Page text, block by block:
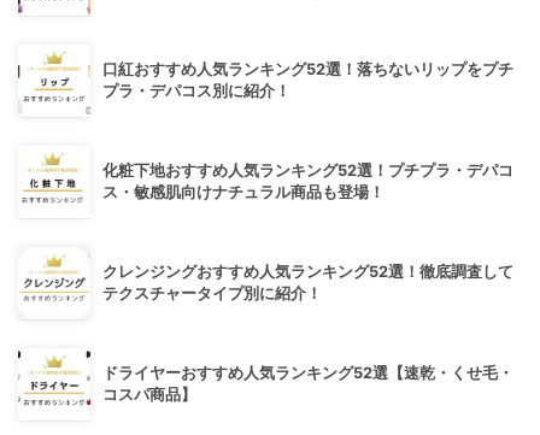
口紅おすすめ人気ランキング52選！落ちないリップをプチ
プラ・デパコス別に紹介！
化粧下地おすすめ人気ランキング52選！プチプラ・デパコ
ス・敏感肌向けナチュラル商品も登場！
クレンジングおすすめ人気ランキング52選！徹底調査して
テクスチャータイプ別に紹介！
ドライヤーおすすめ人気ランキング52選【速乾・くせ毛・
コスパ商品】